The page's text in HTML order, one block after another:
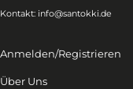
Kontakt: info@santokki.de
Anmelden/Registrieren
Über Uns